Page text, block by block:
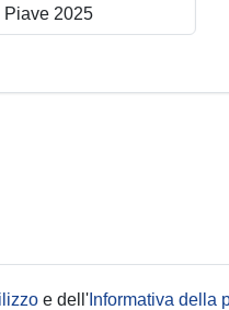
e dell' Informativa della